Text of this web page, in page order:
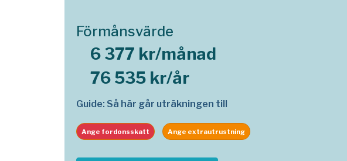
Förmånsvärde
6 377 kr/månad
76 535 kr/år
Guide: Så här går uträkningen till
Ange fordonsskatt Ange extrautrustning